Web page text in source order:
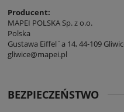
Producent:
MAPEI POLSKA Sp. z o.o.
Polska
Gustawa Eiffel`a 14, 44-109
gliwice@mapei.pl
BEZPIECZEŃSTWO